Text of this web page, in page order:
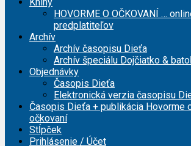
HOVORME O OČKOVANÍ …
predplatiteľov
Archív
Archív časopisu Dieťa
Archív špeciálu Dojčiatko &
Objednávky
Časopis Dieťa
Elektronická verzia časopisu
Časopis Dieťa + publikácia Hovorme
očkovaní
Stĺpček
Prihlásenie / Účet